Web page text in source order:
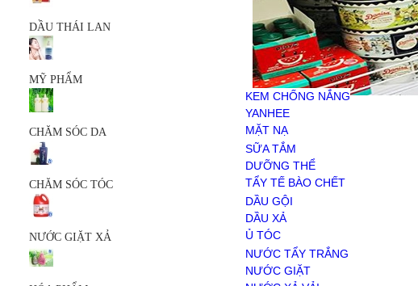
CHĂM SÓC DA
SỮA TẮM
DƯỠNG THỂ
TẨY TẾ BÀO CHẾT
CHĂM SÓC TÓC
DẦU GỘI
DẦU XẢ
Ủ TÓC
NƯỚC GIẶT XẢ
NƯỚC TẨY TRẮNG
NƯỚC GIẶT
NƯỚC XẢ VẢI
BỘT GIẶT
HÓA PHẨM
CHĂM SÓC RĂNG MIỆNG
NƯỚC RỬA CHÉN
DẦU THÁI LAN
MỸ PHẨM
KEM CHỐNG NẮNG
YANHEE
MẶT NẠ
SERUM
SỮA RỬA MẶT
SẢN PHẨM KHÁC
CHĂM SÓC DA
SỮA TẮM
DƯỠNG THỂ
TẨY TẾ BÀO CHẾT
CHĂM SÓC TÓC
DẦU GỘI
DẦU XẢ
Ủ TÓC
NƯỚC GIẶT XẢ
NƯỚC TẨY TRẮNG
NƯỚC GIẶT